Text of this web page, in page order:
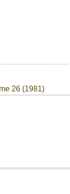
26 (1981)